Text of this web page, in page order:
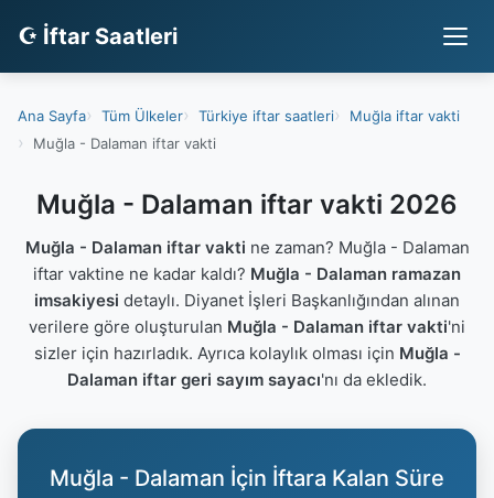
☪ İftar Saatleri
Ana Sayfa Tüm Ülkeler Türkiye iftar saatleri
Muğla iftar vakti
Muğla - Dalaman iftar vakti
Muğla - Dalaman iftar vakti 2026
Muğla - Dalaman iftar vakti ne zaman? Muğla - Dalaman
iftar vaktine ne kadar kaldı? Muğla - Dalaman ramazan
imsakiyesi detaylı. Diyanet İşleri Başkanlığından alınan
verilere göre oluşturulan Muğla - Dalaman iftar vakti'ni
sizler için hazırladık. Ayrıca kolaylık olması için Muğla -
Dalaman iftar geri sayım sayacı'nı da ekledik.
Muğla - Dalaman İçin İftara Kalan Süre